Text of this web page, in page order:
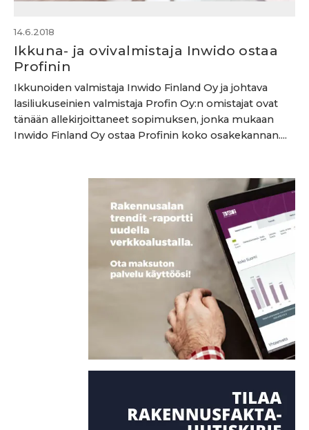
14.6.2018
Ikkuna- ja ovivalmistaja Inwido ostaa
Profinin
Ikkunoiden valmistaja Inwido Finland Oy ja johtava
lasiliukuseinien valmistaja Profin Oy:n omistajat ovat
tänään allekirjoittaneet sopimuksen, jonka mukaan
Inwido Finland Oy ostaa Profinin koko osakekannan....